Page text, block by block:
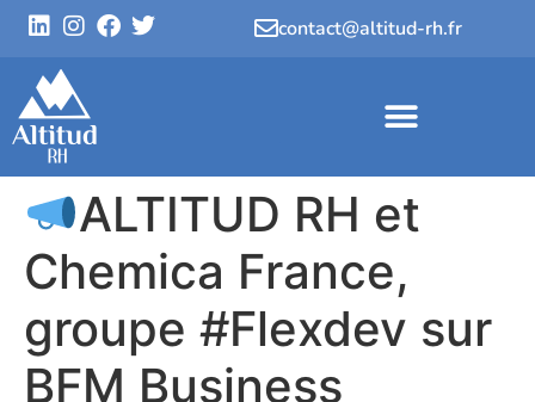
contact@altitud-rh.fr
ALTITUD RH et
Chemica France,
groupe #Flexdev sur
BFM Business